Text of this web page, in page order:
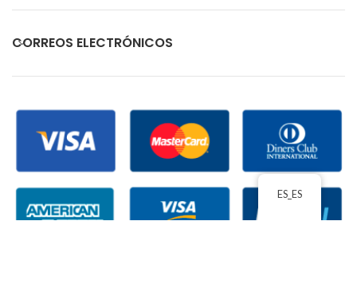
CORREOS ELECTRÓNICOS
ES_ES